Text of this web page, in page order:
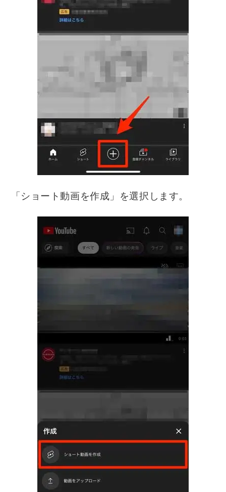
「ショート動画を作成」を選択します。